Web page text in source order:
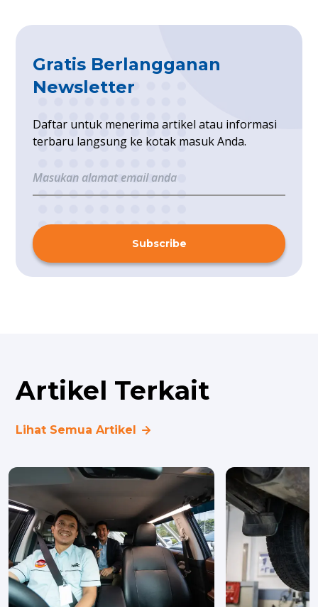
Gratis Berlangganan
Newsletter
Daftar untuk menerima artikel atau informasi
terbaru langsung ke kotak masuk Anda.
Subscribe
Artikel Terkait
Lihat Semua Artikel